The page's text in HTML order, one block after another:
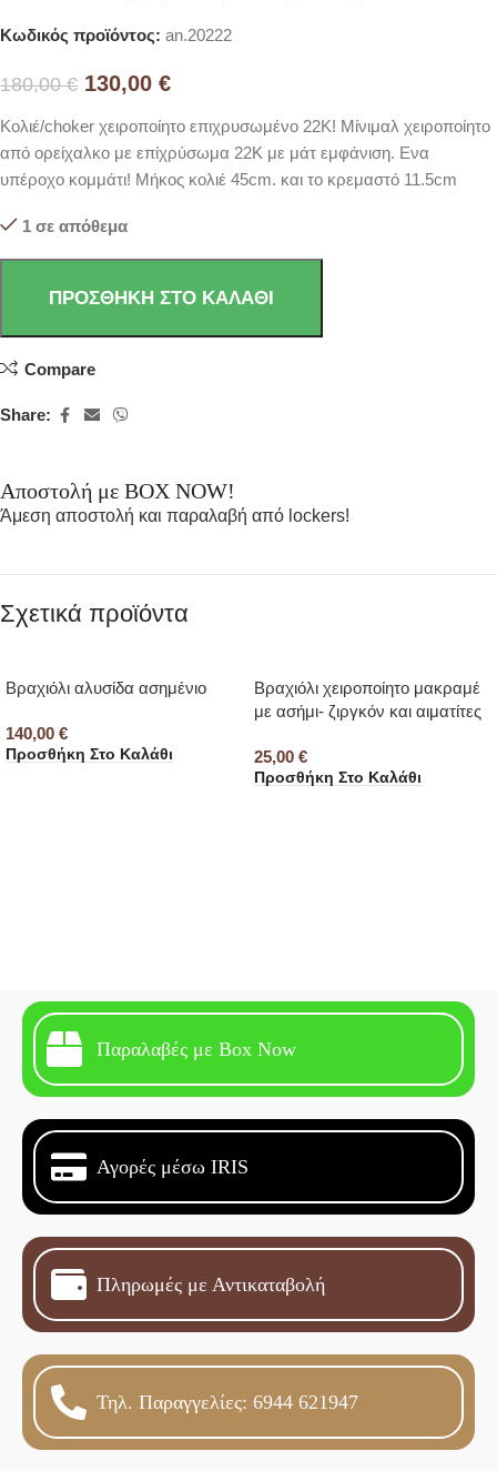
Κωδικός προϊόντος: an.20222
180,00€ 130,00 €
Κολιέ/choker χειροποίητο επιχρυσωμένο 22Κ! Μίνιμαλ χειροποίητο
από ορείχαλκο με επίχρύσωμα 22Κ με μάτ εμφάνιση. Ενα
υπέροχο κομμάτι! Μήκος κολιέ 45cm. και το κρεμαστό 11.5cm
1 σε απόθεμα
ΠΡΟΣΘΉΚΗ ΣΤΟ ΚΑΛΆΘΙ
Compare
Share:
Αποστολή με BOX NOW!
Άμεση αποστολή και παραλαβή από lockers!
Σχετικά προϊόντα
Βραχιόλι αλυσίδα ασημένιο
140,00 €
Προσθήκη Στο Καλάθι
Βραχιόλι χειροποίητο μακραμέ
με ασήμι- ζιργκόν και αιματίτες
25,00 €
Προσθήκη Στο Καλάθι
Παραλαβές με Box Now
Αγορές μέσω IRIS
Πληρωμές με Αντικαταβολή
Τηλ. Παραγγελίες: 6944 621947